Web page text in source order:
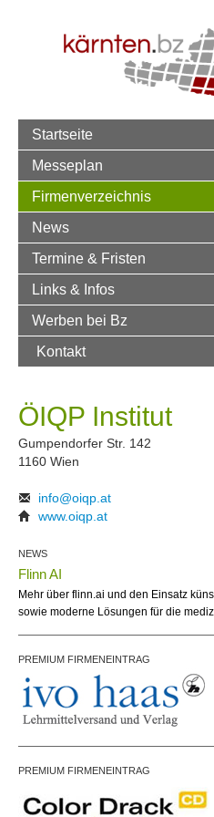
Startseite
Messeplan
Firmenverzeichnis
News
Termine & Fristen
Links & Infos
Werben bei Bz
Kontakt
ÖIQP Institut
Gumpendorfer Str. 142
1160 Wien
info@oiqp.at
www.oiqp.at
NEWS
Flinn AI
Mehr über flinn.ai und den Einsatz
sowie moderne Lösungen für die
PREMIUM FIRMENEINTRAG
PREMIUM FIRMENEINTRAG